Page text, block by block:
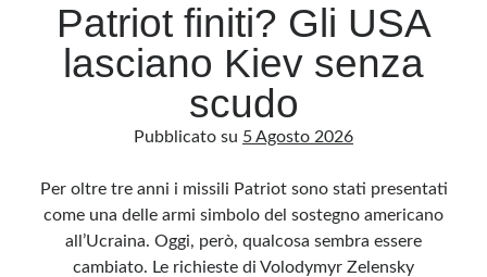
Patriot finiti? Gli USA
lasciano Kiev senza
scudo
Pubblicato su 5 Agosto 2026
Per oltre tre anni i missili Patriot sono stati presentati
come una delle armi simbolo del sostegno americano
all’Ucraina. Oggi, però, qualcosa sembra essere
cambiato. Le richieste di Volodymyr Zelensky